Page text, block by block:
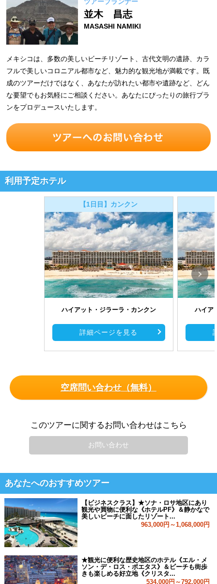
ツアープランナー
並木 昌志
MASASHI NAMIKI
メキシコは、多数の美しいビーチリゾート、古代文明の遺跡、カラ
フルで美しいコロニアル都市など、魅力的な観光地が満載です。既
成のツアーだけではなく、あなたが訪れたい都市や遺跡など、どん
な要望でもお気軽にご相談ください。あなたにぴったりの旅行プラ
ンをプロデュースいたします。
利用予定ホテル
【1日目】カンクン
ハイアット・ジラーラ・カンクン
詳細ページを見る
ハイア
空席問い合わせ（無料）
このツアーに関するお問い合わせはこちら
お問い合わせ
あなたへのおすすめツアー
【ビジネスクラス】★ソナ・ロサ地区にあり
観光や買物に便利な《ホテルPF》＆静かなで
美しいビーチに面したリゾート...
963,000円～1,068,000円
★観光に便利な歴史地区のホテル《エル・メ
ソン・デ・ロス・ポエタス》＆ビーチも街歩
きも楽しめる好立地《クリスタ...
534,000円～792,000円